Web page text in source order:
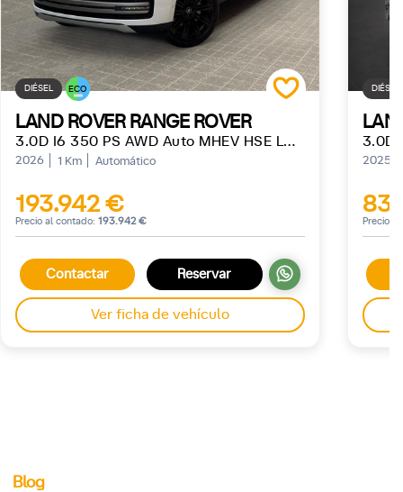
DIÉSEL ECO
LAND ROVER RANGE ROVER
3.0D I6 350 PS AWD Auto MHEV HSE LWB
2026 1 Km Automático
193.942 €
Precio al contado: 193.942 €
Contactar Reservar
Ver ficha de vehículo
DIÉSEL
2025
Precio
Blog